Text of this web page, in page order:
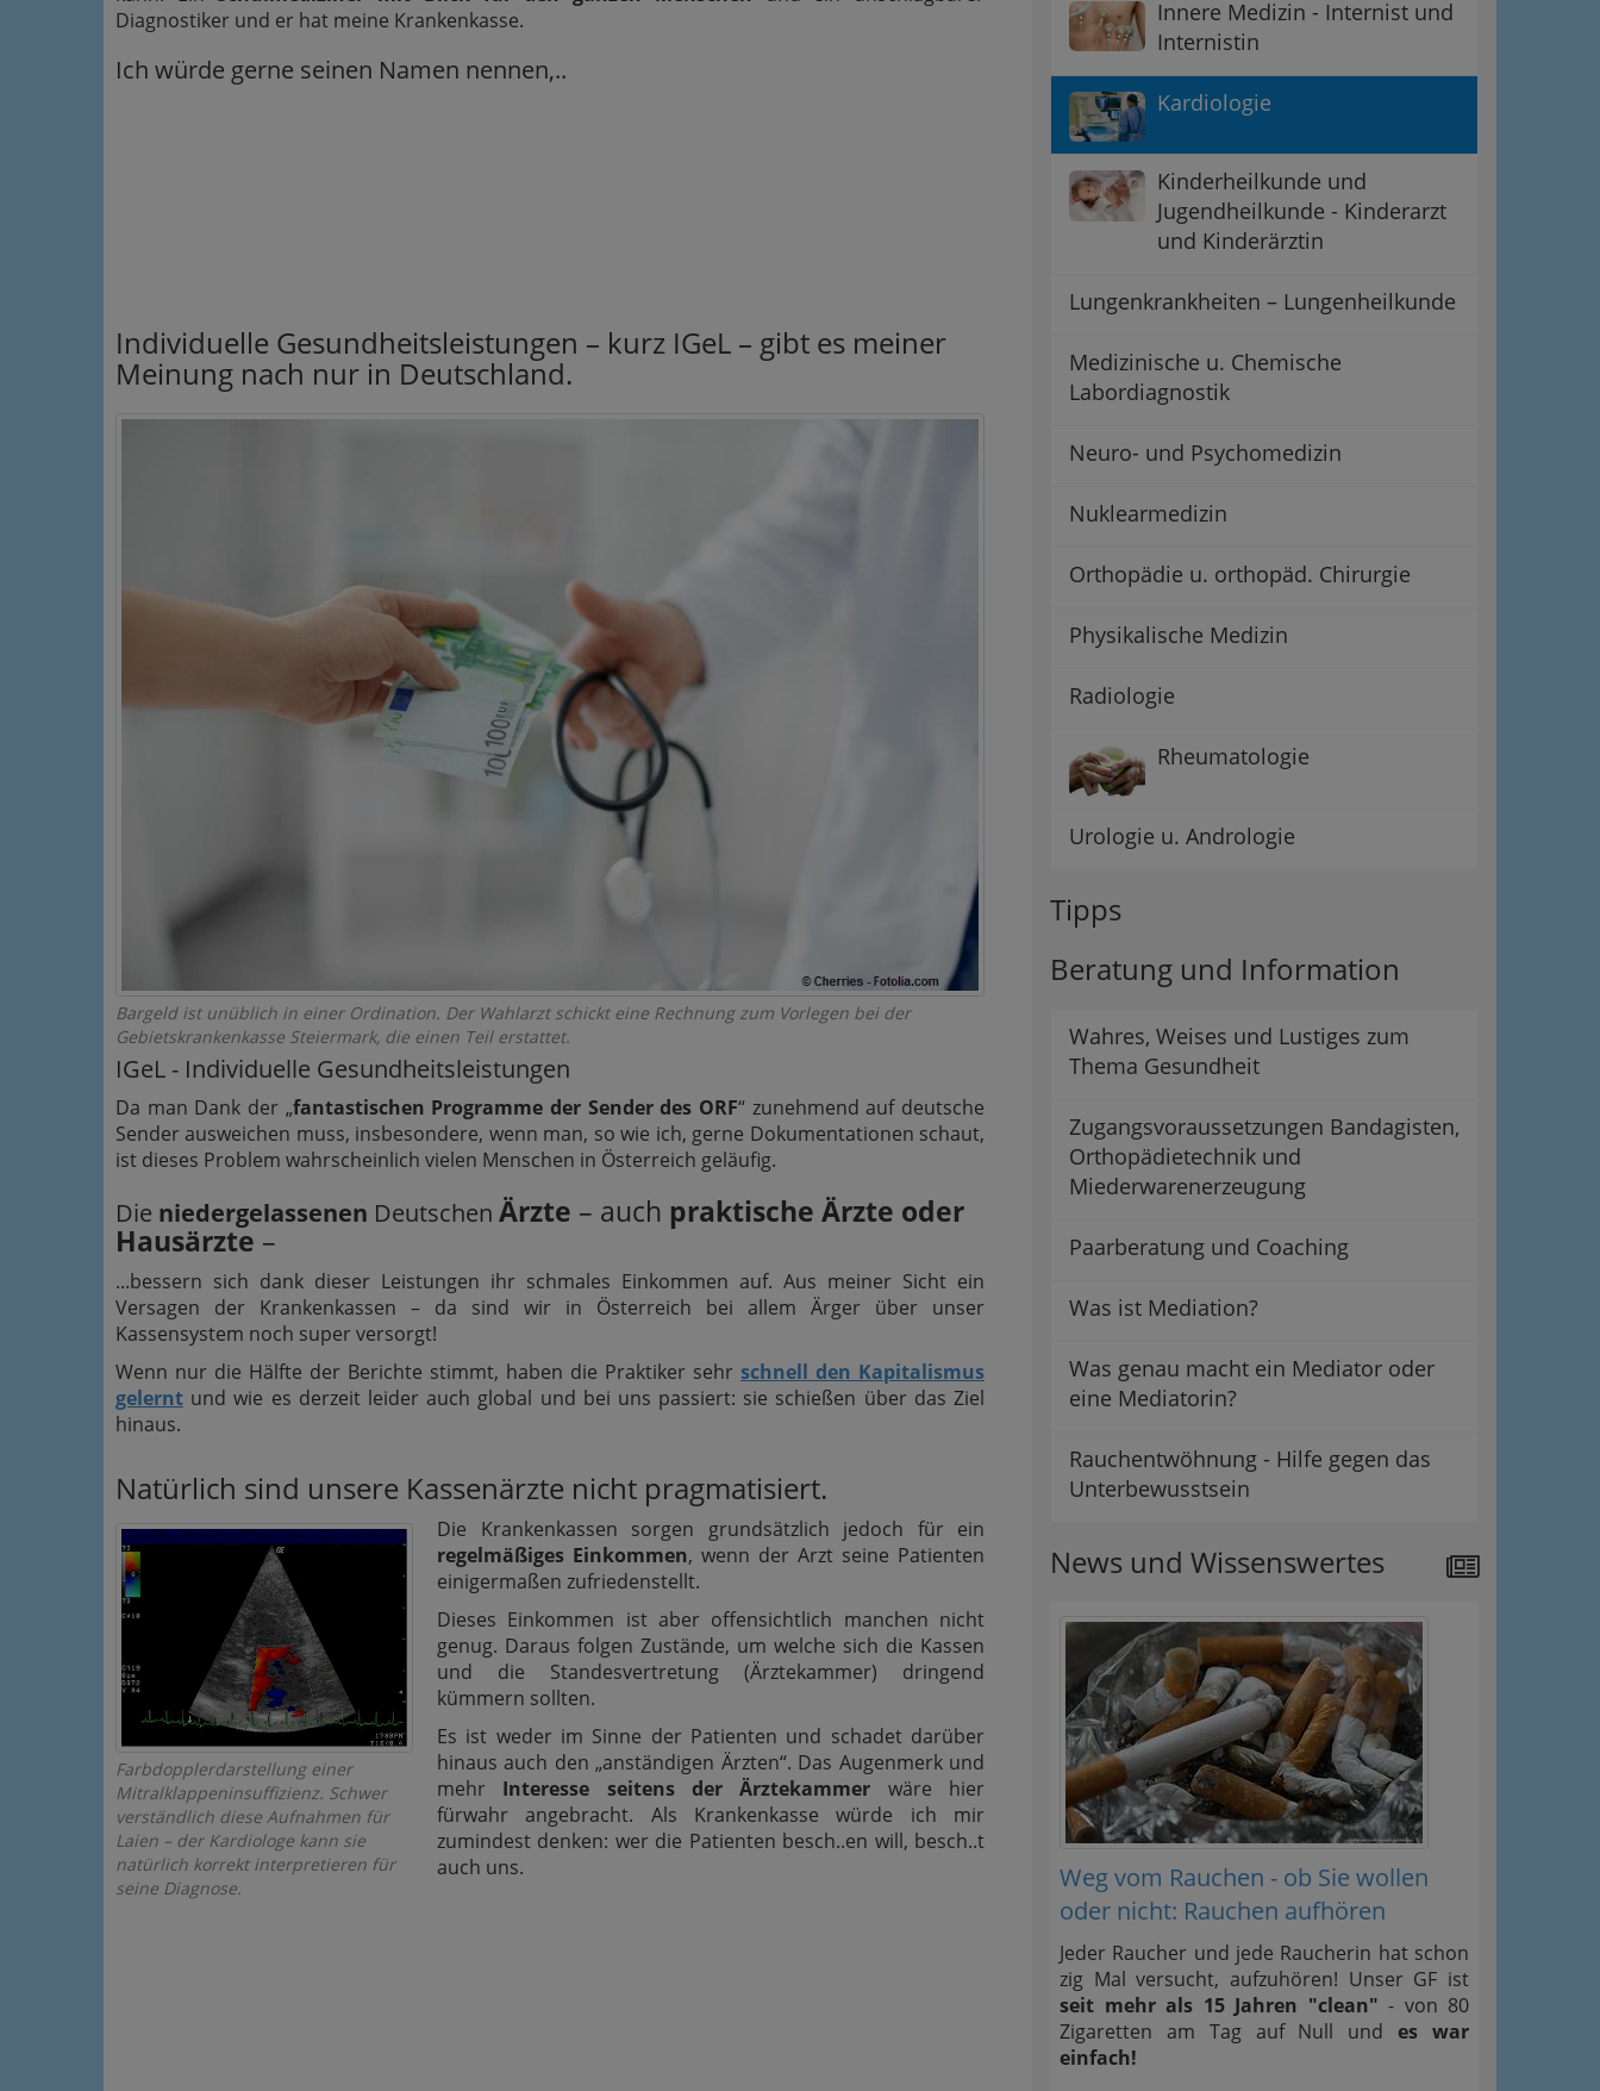
Diagnostiker und er hat meine Krankenkasse.
Ich würde gerne seinen Namen nennen,..
Individuelle Gesundheitsleistungen – kurz IGeL – gibt es meiner
Meinung nach nur in Deutschland.
Bargeld ist unüblich in einer Ordination. Der Wahlarzt schickt eine Rechnung zum Vorlegen bei der
Gebietskrankenkasse Steiermark, die einen Teil erstattet.
IGeL - Individuelle Gesundheitsleistungen
Da man Dank der „fantastischen Programme der Sender des ORF“ zunehmend auf deutsche
Sender ausweichen muss, insbesondere, wenn man, so wie ich, gerne Dokumentationen schaut,
ist dieses Problem wahrscheinlich vielen Menschen in Österreich geläufig.
Die niedergelassenen Deutschen Ärzte – auch praktische Ärzte oder
Hausärzte –
...bessern sich dank dieser Leistungen ihr schmales Einkommen auf. Aus meiner Sicht ein
Versagen der Krankenkassen – da sind wir in Österreich bei allem Ärger über unser
Kassensystem noch super versorgt!
Wenn nur die Hälfte der Berichte stimmt, haben die Praktiker sehr schnell den Kapitalismus
gelernt und wie es derzeit leider auch global und bei uns passiert: sie schießen über das Ziel
hinaus.
Natürlich sind unsere Kassenärzte nicht pragmatisiert.
Farbdopplerdarstellung einer
Mitralklappeninsuffizienz. Schwer
verständlich diese Aufnahmen für
Laien – der Kardiologe kann sie
natürlich korrekt interpretieren für
seine Diagnose.
Die Krankenkassen sorgen grundsätzlich jedoch für ein
regelmäßiges Einkommen, wenn der Arzt seine Patienten
einigermaßen zufriedenstellt.
Dieses Einkommen ist aber offensichtlich manchen nicht
genug. Daraus folgen Zustände, um welche sich die Kassen
und die Standesvertretung (Ärztekammer) dringend
kümmern sollten.
Es ist weder im Sinne der Patienten und schadet darüber
hinaus auch den „anständigen Ärzten“. Das Augenmerk und
mehr Interesse seitens der Ärztekammer wäre hier
fürwahr angebracht. Als Krankenkasse würde ich mir
zumindest denken: wer die Patienten besch..en will, besch..t
auch uns.
Innere Medizin - Internist und
Internistin
Kardiologie
Kinderheilkunde und
Jugendheilkunde - Kinderarzt
und Kinderärztin
Lungenkrankheiten – Lungenheilkunde
Medizinische u. Chemische
Labordiagnostik
Neuro- und Psychomedizin
Nuklearmedizin
Orthopädie u. orthopäd. Chirurgie
Physikalische Medizin
Radiologie
Rheumatologie
Urologie u. Andrologie
Tipps
Beratung und Information
Wahres, Weises und Lustiges zum
Thema Gesundheit
Zugangsvoraussetzungen Bandagisten,
Orthopädietechnik und
Miederwarenerzeugung
Paarberatung und Coaching
Was ist Mediation?
Was genau macht ein Mediator oder
eine Mediatorin?
Rauchentwöhnung - Hilfe gegen das
Unterbewusstsein
News und Wissenswertes
Weg vom Rauchen - ob Sie wollen
oder nicht: Rauchen aufhören
Jeder Raucher und jede Raucherin hat schon
zig Mal versucht, aufzuhören! Unser GF ist
seit mehr als 15 Jahren "clean" - von 80
Zigaretten am Tag auf Null undes war
einfach!